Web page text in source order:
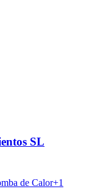
SL
de Calor+1